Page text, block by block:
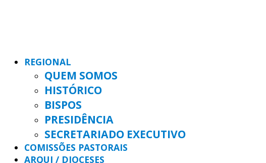
REGIONAL
QUEM SOMOS
HISTÓRICO
BISPOS
PRESIDÊNCIA
SECRETARIADO EXECUTIVO
COMISSÕES PASTORAIS
ARQUI / DIOCESES